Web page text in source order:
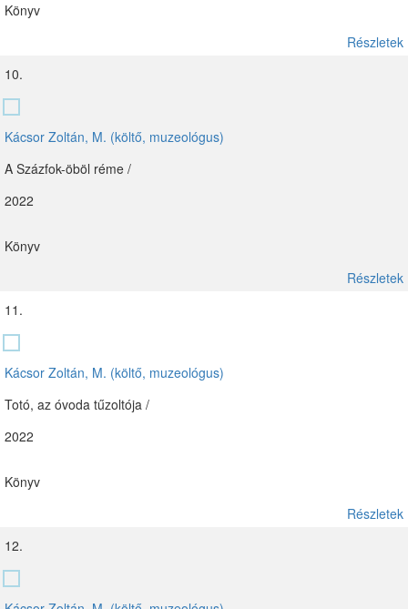
Könyv
Részletek
10.
Kácsor Zoltán, M. (költő, muzeológus)
A Százfok-öböl réme /
2022
Könyv
Részletek
11.
Kácsor Zoltán, M. (költő, muzeológus)
Totó, az óvoda tűzoltója /
2022
Könyv
Részletek
12.